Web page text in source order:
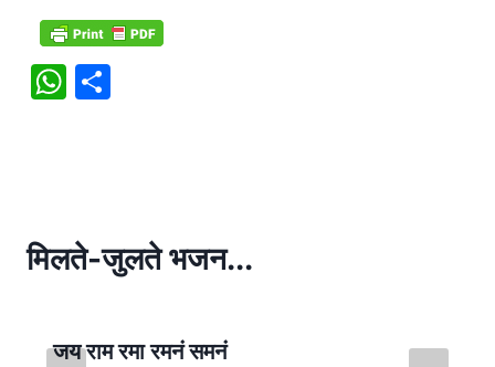
W
p
मिलते-जुलते भजन...
जय राम रमा रमनं समनं